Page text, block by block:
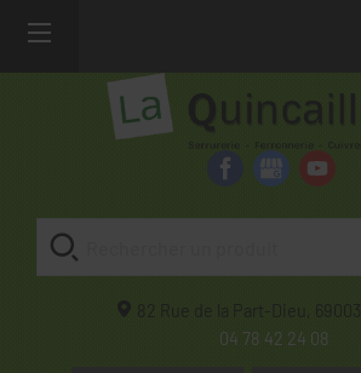
82 Rue de la Part-Dieu, 69003
04 78 42 24 08